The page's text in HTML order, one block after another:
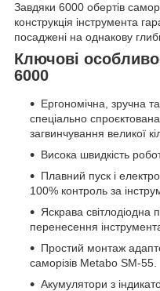
Завдяки 6000 обертів
конструкція інструмента
посаджені на однакову
Ключові
6000
Ергономічна, зручна
спеціально
загвинчування великої
Висока швидкість
Плавний пуск і
100% контроль за
Яскрава світлодіодна
перенесення
Простий монтаж
саморізів Metabo SM-55.
Акумулятори з